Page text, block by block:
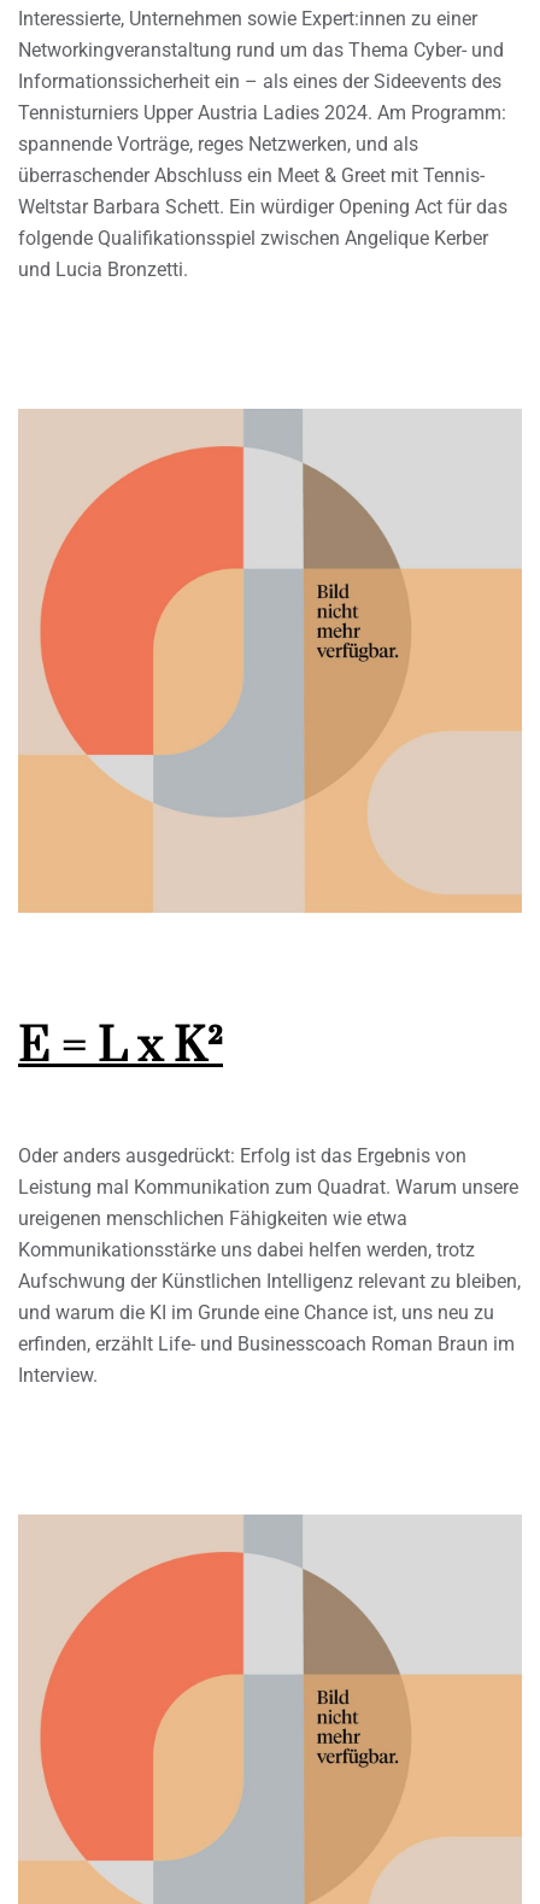
Interessierte, Unternehmen sowie Expert:innen zu einer
Networkingveranstaltung rund um das Thema Cyber- und
Informationssicherheit ein – als eines der Sideevents des
Tennisturniers Upper Austria Ladies 2024. Am Programm:
spannende Vorträge, reges Netzwerken, und als
überraschender Abschluss ein Meet & Greet mit Tennis-
Weltstar Barbara Schett. Ein würdiger Opening Act für das
folgende Qualifikationsspiel zwischen Angelique Kerber
und Lucia Bronzetti.
E = L x K²
Oder anders ausgedrückt: Erfolg ist das Ergebnis von
Leistung mal Kommunikation zum Quadrat. Warum unsere
ureigenen menschlichen Fähigkeiten wie etwa
Kommunikationsstärke uns dabei helfen werden, trotz
Aufschwung der Künstlichen Intelligenz relevant zu bleiben,
und warum die KI im Grunde eine Chance ist, uns neu zu
erfinden, erzählt Life- und Businesscoach Roman Braun im
Interview.